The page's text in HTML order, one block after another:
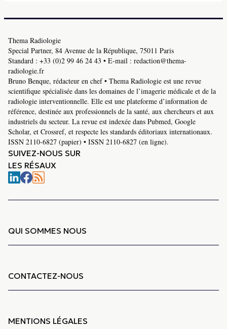
Thema Radiologie
Special Partner, 84 Avenue de la République, 75011 Paris
Standard : +33 (0)2 99 46 24 43 • E-mail : redaction@thema-
radiologie.fr
Bruno Benque, rédacteur en chef • Thema Radiologie est une revue
scientifique spécialisée dans les domaines de l’imagerie médicale et de la
radiologie interventionnelle. Elle est une plateforme d’information de
référence, destinée aux professionnels de la santé, aux chercheurs et aux
industriels du secteur. La revue est indexée dans Pubmed, Google
Scholar, et Crossref, et respecte les standards éditoriaux internationaux.
ISSN 2110-6827 (papier) • ISSN 2110-6827 (en ligne).
SUIVEZ-NOUS SUR
LES RÉSAUX
QUI SOMMES NOUS
CONTACTEZ-NOUS
MENTIONS LÉGALES